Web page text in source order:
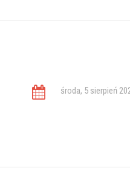
środa, 5 sierpień